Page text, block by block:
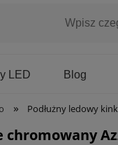
Blog
LED
» Podłużny ledowy kinkiet nad